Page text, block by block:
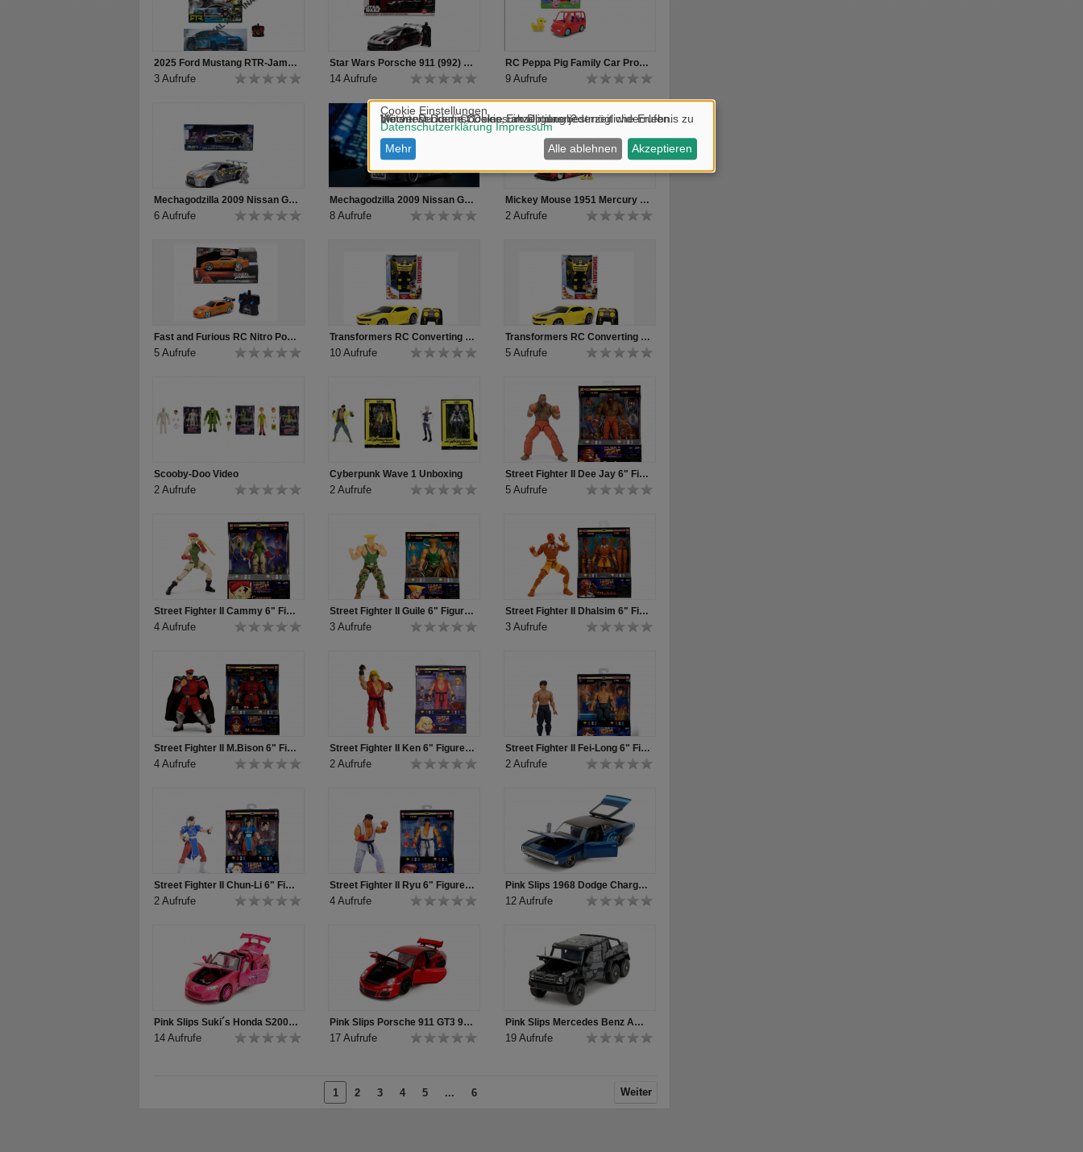
2025 Ford Mustang RTR-James Deane Produkt Video
3 Aufrufe
Star Wars Porsche 911 (992) GT3 RS with Darth Vader Produkt Video
14 Aufrufe
RC Peppa Pig Family Car Produkt Video
9 Aufrufe
Mechagodzilla 2009 Nissan GT-R (R35) Ben Sopra w/Figure
6 Aufrufe
Mechagodzilla 2009 Nissan GT-R (R35) Ben Sopra
8 Aufrufe
Mickey Mouse 1951 Mercury 1:24 Produkt Video
2 Aufrufe
Fast and Furious RC Nitro Powered Vapor 1995 Toyota Supra
5 Aufrufe
Transformers RC Converting Bumblebee Chevy Camaro Video
10 Aufrufe
Transformers RC Converting Bumblebee Chevy Camaro
5 Aufrufe
Scooby-Doo Video
2 Aufrufe
Cyberpunk Wave 1 Unboxing
2 Aufrufe
Street Fighter II Dee Jay 6" Figure Produkt Video
5 Aufrufe
Street Fighter II Cammy 6" Figure Produkt Video
4 Aufrufe
Street Fighter II Guile 6" Figure Produkt Video
3 Aufrufe
Street Fighter II Dhalsim 6" Figure Produkt Video
3 Aufrufe
Street Fighter II M.Bison 6" Figure Produkt Video
4 Aufrufe
Street Fighter II Ken 6" Figure Produkt Video
2 Aufrufe
Street Fighter II Fei-Long 6" Figure Produkt Video
2 Aufrufe
Street Fighter II Chun-Li 6" Figure Produkt Video
2 Aufrufe
Street Fighter II Ryu 6" Figure Produkt Video
4 Aufrufe
Pink Slips 1968 Dodge Charger 1:24 - Produkt Video
12 Aufrufe
Pink Slips Suki´s Honda S2000 1:24
14 Aufrufe
Pink Slips Porsche 911 GT3 997 1:24 - Produkt Video
17 Aufrufe
Pink Slips Mercedes Benz AMG 1:24 - Produkt Video
19 Aufrufe
1 2 3 4 5 ... 6 Weiter